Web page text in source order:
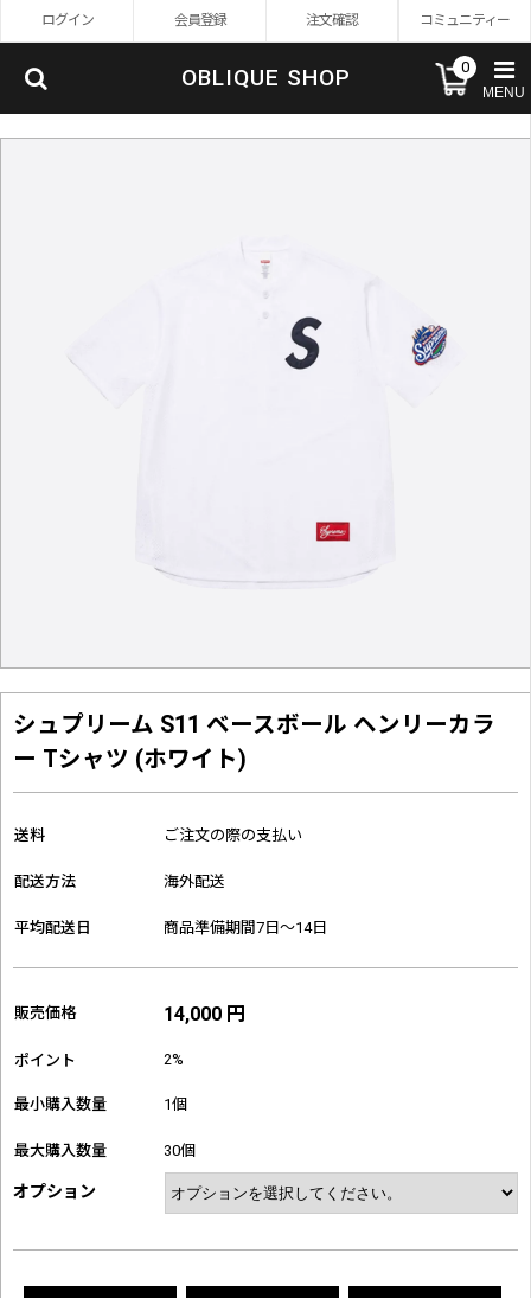
ログイン 会員登録 注文確認 コミュニティー
OBLIQUE SHOP 0
MENU
シュプリーム S11 ベースボール ヘンリーカラ
ー Tシャツ (ホワイト)
送料 ご注文の際の支払い
配送方法 海外配送
平均配送日 商品準備期間7日～14日
販売価格 14,000 円
ポイント 2%
最小購入数量 1個
最大購入数量 30個
オプション